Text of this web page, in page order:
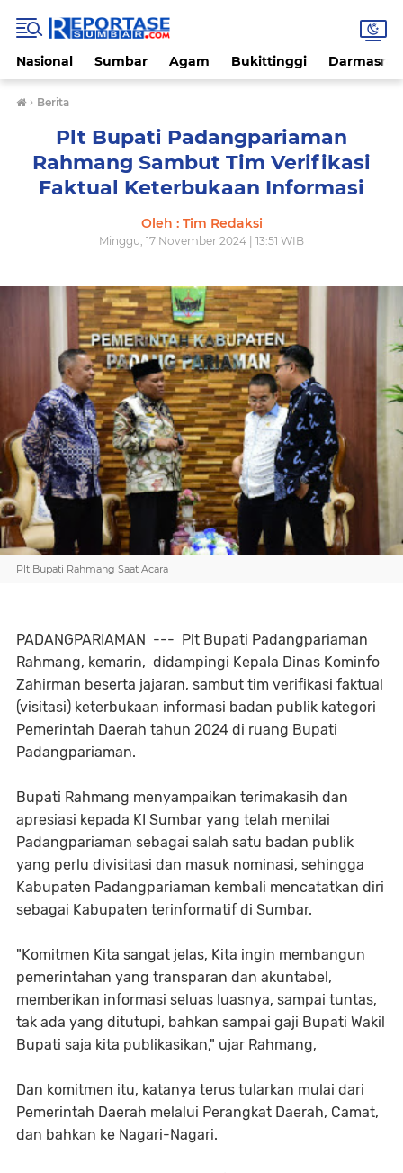
Nasional Sumbar Agam Bukittinggi
› Berita
Plt Bupati Padangpariaman
Rahmang Sambut Tim Verifikasi
Faktual Keterbukaan Informasi
Oleh : Tim Redaksi
Minggu, 17 November 2024 | 13:51 WIB
Plt Bupati Rahmang Saat Acara
PADANGPARIAMAN --- Plt Bupati Padangpariaman
Rahmang, kemarin, didampingi Kepala Dinas Kominfo
Zahirman beserta jajaran, sambut tim verifikasi faktual
(visitasi) keterbukaan informasi badan publik kategori
Pemerintah Daerah tahun 2024 di ruang Bupati
Padangpariaman.
Bupati Rahmang menyampaikan terimakasih dan
apresiasi kepada KI Sumbar yang telah menilai
Padangpariaman sebagai salah satu badan publik
yang perlu divisitasi dan masuk nominasi, sehingga
Kabupaten Padangpariaman kembali mencatatkan diri
sebagai Kabupaten terinformatif di Sumbar.
"Komitmen Kita sangat jelas, Kita ingin membangun
pemerintahan yang transparan dan akuntabel,
memberikan informasi seluas luasnya, sampai tuntas,
tak ada yang ditutupi, bahkan sampai gaji Bupati Wakil
Bupati saja kita publikasikan," ujar Rahmang,
Dan komitmen itu, katanya terus tularkan mulai dari
Pemerintah Daerah melalui Perangkat Daerah, Camat,
dan bahkan ke Nagari-Nagari.